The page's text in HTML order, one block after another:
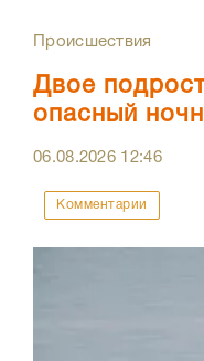
Происшествия
Двое
опасный
06.08.2026 12:46
Комментарии